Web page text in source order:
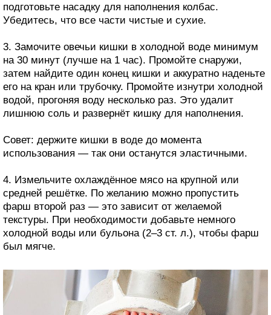
подготовьте насадку для наполнения колбас.
Убедитесь, что все части чистые и сухие.
3. Замочите овечьи кишки в холодной воде минимум
на 30 минут (лучше на 1 час). Промойте снаружи,
затем найдите один конец кишки и аккуратно наденьте
его на кран или трубочку. Промойте изнутри холодной
водой, прогоняя воду несколько раз. Это удалит
лишнюю соль и развернёт кишку для наполнения.
Совет: держите кишки в воде до момента
использования — так они останутся эластичными.
4. Измельчите охлаждённое мясо на крупной или
средней решётке. По желанию можно пропустить
фарш второй раз — это зависит от желаемой
текстуры. При необходимости добавьте немного
холодной воды или бульона (2–3 ст. л.), чтобы фарш
был мягче.